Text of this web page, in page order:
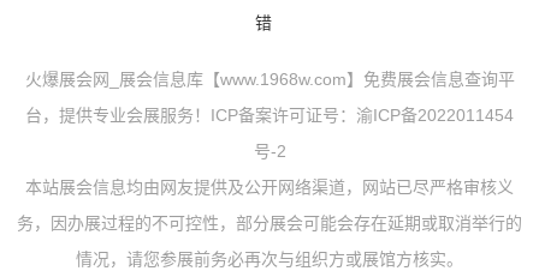
错
火爆展会网_展会信息库【www.1968w.com】免费展会信息查询平
台，提供专业会展服务！ICP备案许可证号： 渝ICP备2022011454
号-2
本站展会信息均由网友提供及公开网络渠道，网站已尽严格审核义
务，因办展过程的不可控性，部分展会可能会存在延期或取消举行的
情况，请您参展前务必再次与组织方或展馆方核实。